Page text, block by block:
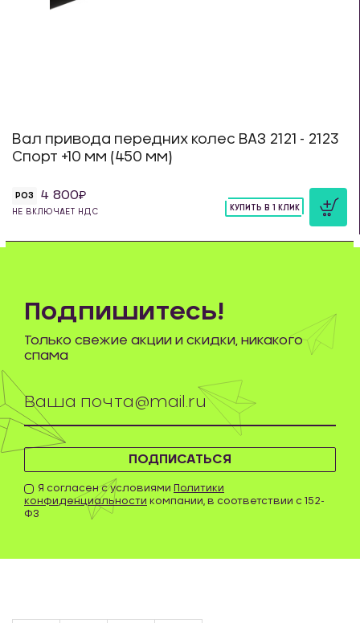
Вал привода передних колес ВАЗ 2121 - 2123
Спорт +10 мм (450 мм)
РОЗ 4 800
НЕ ВКЛЮЧАЕТ НДС
КУПИТЬ В 1 КЛИК
ПОДПИСАТЬСЯ
Я согласен с условиями Политики
конфиденциальности компании, в соответствии с 152-
ФЗ
Подпишитесь!
Только свежие акции и скидки, никакого
спама